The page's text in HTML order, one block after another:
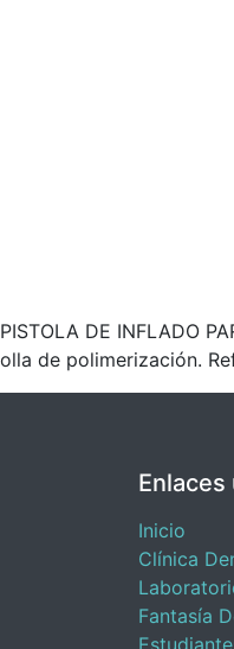
PISTOLA DE INFLADO
olla de polimerización.
Enlaces
Inicio
Clínica
Fantasía